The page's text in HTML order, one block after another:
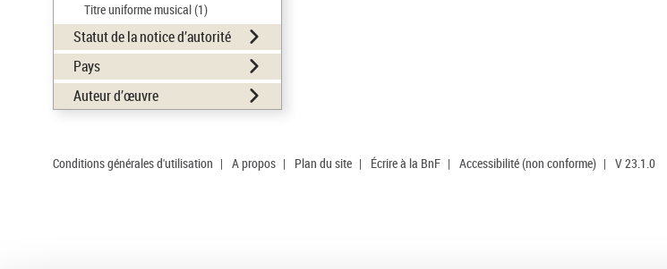
Titre uniforme musical(1)
Statut de la notice d’autorité
Pays
Auteur d’œuvre
Conditions générales d'utilisation | A propos | Plan du site | Écrire à la BnF | Accessibilité (non conforme) | V 23.1.0